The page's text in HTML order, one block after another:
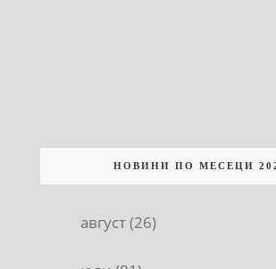
НОВИНИ ПО МЕСЕЦИ
август (26)